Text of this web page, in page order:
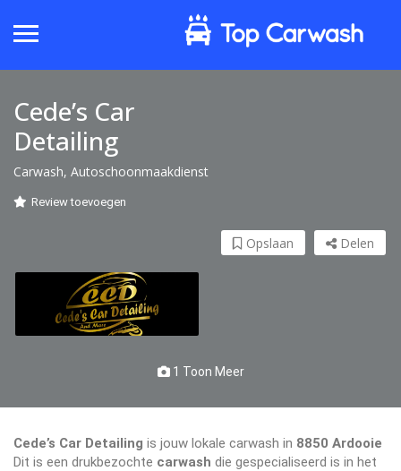
Cede’s Car
Detailing
Carwash, Autoschoonmaakdienst
Review toevoegen
Delen
Opslaan
1 Toon Meer
Cede’s Car Detailing is jouw lokale carwash in 8850 Ardooie
Dit is een drukbezochte carwash die gespecialiseerd is in het